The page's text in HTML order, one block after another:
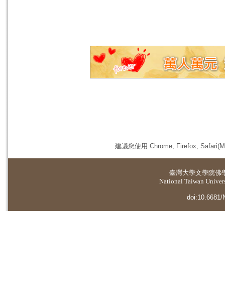
建議您使用 Chrome, Firefox,
臺灣大學文學院佛
National Taiwan
doi:10.6681/